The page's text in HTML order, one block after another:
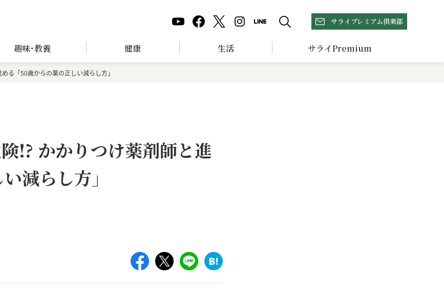
サライプレミアム倶楽部
趣味･教養 健康 生活 サライPremium
る「50歳からの薬の正しい減らし方」
!? かかりつけ薬剤師と進
減らし方」